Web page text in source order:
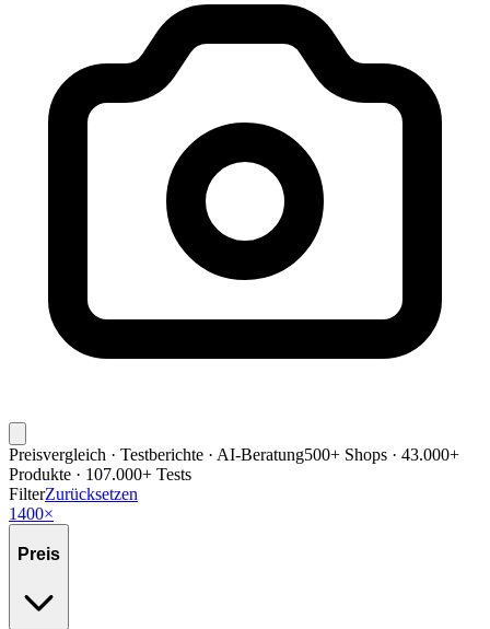
Preisvergleich · Testberichte · AI-Beratung500+ Shops · 43.000+
Produkte · 107.000+ Tests
FilterZurücksetzen
1400×
Preis